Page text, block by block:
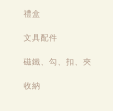
禮盒
文具配件
磁鐵、勾、扣、夾
收納